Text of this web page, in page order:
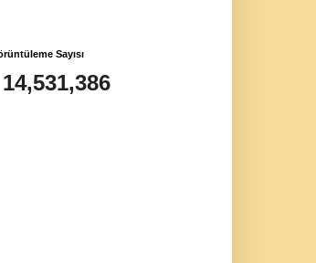
Sayısı
14,531,386